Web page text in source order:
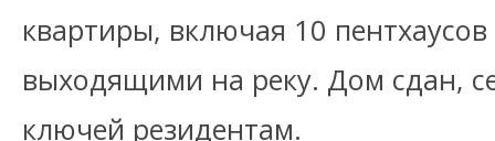
квартиры, включая 10
выходящими на реку. Дом сдан,
ключей резидентам.